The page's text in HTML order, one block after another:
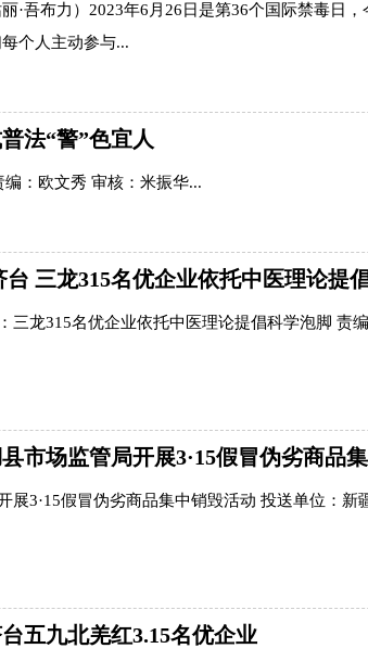
·吾布力）2023年6月26日是第36个国际禁毒日
个人主动参与...
法“警”色宜人
：欧文秀 审核：米振华...
三龙315名优企业依托中医理论提
三龙315名优企业依托中医理论提倡科学泡脚 责
市场监管局开展3·15假冒伪劣商品
展3·15假冒伪劣商品集中销毁活动 投送单位：
五九北羌红3.15名优企业